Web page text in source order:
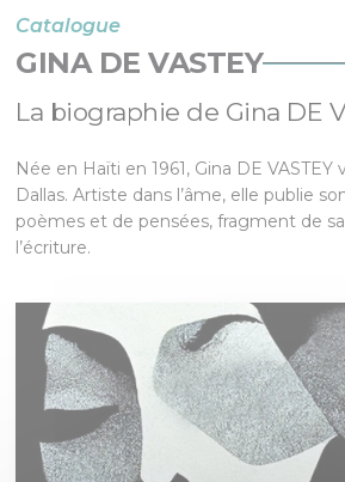
Catalogue
GINA DE VASTEY
La biographie de Gina DE
Née en Haïti en 1961, Gina DE VASTEY
Dallas. Artiste dans l’âme, elle publie
poèmes et de pensées, fragment de
l’écriture.